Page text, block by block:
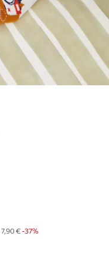
7,90 € -37%